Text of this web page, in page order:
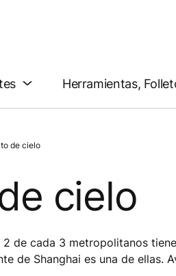
Herramientas,
de cielo
cielo
2 de cada 3 metropolitanos
de Shanghai es una de ellas.